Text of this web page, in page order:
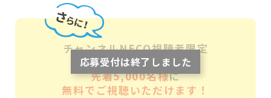
チャンネルNECO視聴者限定
wacci生配信Liveを
先着5,000名様に
無料でご視聴いただけます！